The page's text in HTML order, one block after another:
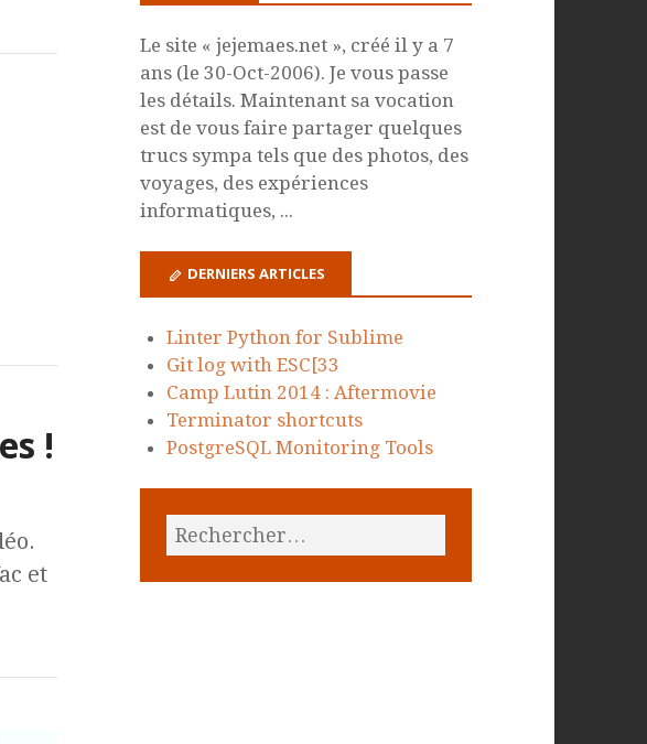
!
et
Le site « jejemaes.net », créé il y a 7
ans (le 30-Oct-2006). Je vous passe
les détails. Maintenant sa vocation
est de vous faire partager quelques
trucs sympa tels que des photos, des
voyages, des expériences
informatiques, ...
DERNIERS ARTICLES
Linter Python for Sublime
Git log with ESC[33
Camp Lutin 2014 : Aftermovie
Terminator shortcuts
PostgreSQL Monitoring Tools